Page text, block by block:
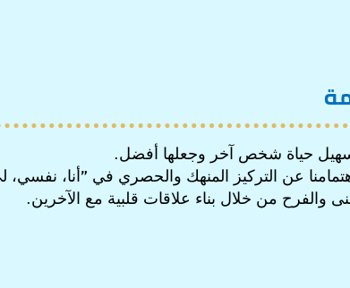
حياة شخص آخر وجعلها أفضل.
عن التركيز المنهك والحصري في "أنا، نفسي،
والفرح من خلال بناء علاقات قلبية مع الآخرين.